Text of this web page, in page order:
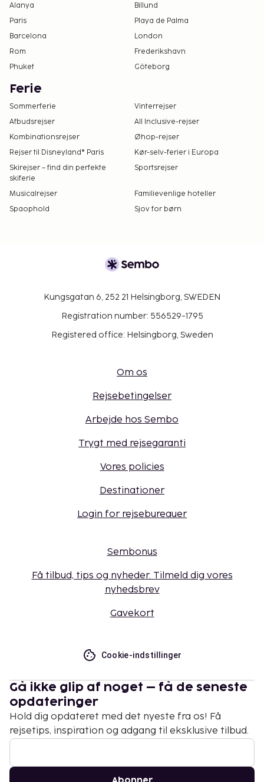
Alanya
Billund
Paris
Playa de Palma
Barcelona
London
Rom
Frederikshavn
Phuket
Göteborg
Ferie
Sommerferie
Vinterrejser
Afbudsrejser
All Inclusive-rejser
Kombinationsrejser
Øhop-rejser
Rejser til Disneyland® Paris
Kør-selv-ferier i Europa
Skirejser – find din perfekte
skiferie
Sportsrejser
Musicalrejser
Familievenlige hoteller
Spaophold
Sjov for børn
Kungsgatan 6, 252 21 Helsingborg, SWEDEN
Registration number: 556529-1795
Registered office: Helsingborg, Sweden
Om os
Rejsebetingelser
Arbejde hos Sembo
Trygt med rejsegaranti
Vores policies
Destinationer
Login for rejsebureauer
Sembonus
Få tilbud, tips og nyheder. Tilmeld dig vores
nyhedsbrev
Gavekort
Cookie-indstillinger
Gå ikke glip af noget – få de seneste
opdateringer
Hold dig opdateret med det nyeste fra os! Få
rejsetips, inspiration og adgang til eksklusive tilbud.
Abonner